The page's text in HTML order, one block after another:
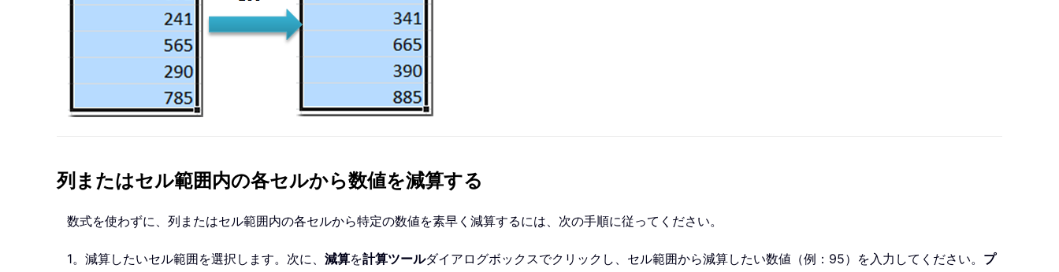
列またはセル範囲内の各セルから数値を減算する
数式を使わずに、列またはセル範囲内の各セルから特定の数値を素早く減算するには、次の手順に従ってください。
1。減算したいセル範囲を選択します。次に、 減算を計算ツールダイアログボックスでクリックし、セル範囲から減算したい数値（例：95）を入力してください。 プ